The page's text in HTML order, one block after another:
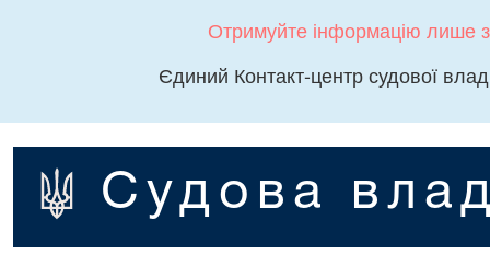
Отримуйте інформацію лише
Єдиний Контакт-центр судової
Судова